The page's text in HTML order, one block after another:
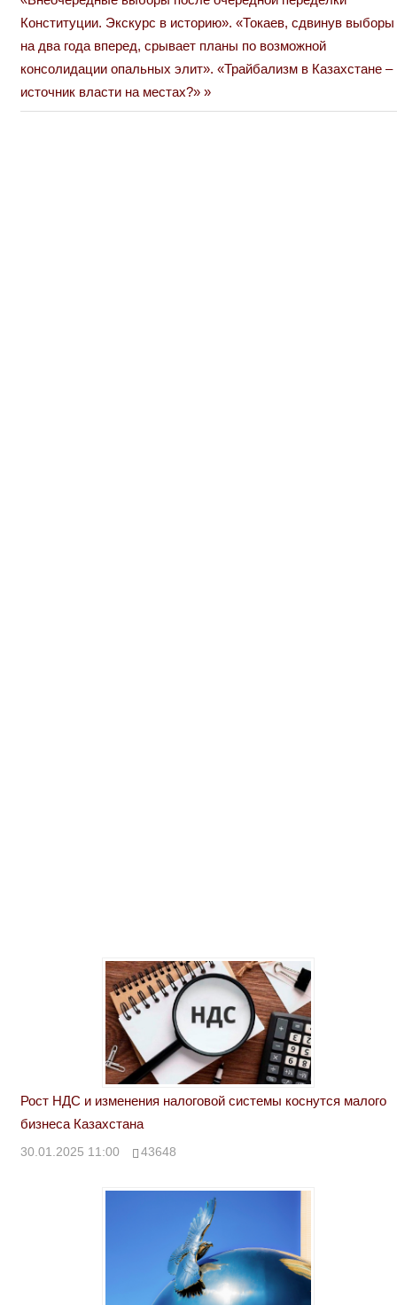
записям
Post:
Конституции. Экскурс в историю». «Токаев, сдвинув выборы
на два года вперед, срывает планы по возможной
консолидации опальных элит». «Трайбализм в Казахстане –
источник власти на местах?»
Рост НДС и изменения налоговой системы коснутся малого
бизнеса Казахстана
30.01.2025 11:00 43648